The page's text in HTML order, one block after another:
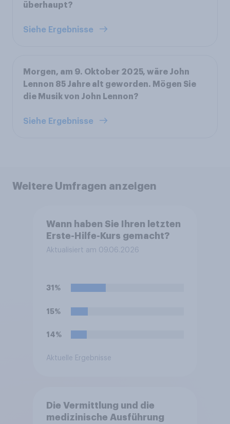
überhaupt?
Siehe Ergebnisse
Morgen, am 9. Oktober 2025, wäre John
Lennon 85 Jahre alt geworden. Mögen Sie
die Musik von John Lennon?
Siehe Ergebnisse
Weitere Umfragen anzeigen
Wann haben Sie Ihren letzten
Erste-Hilfe-Kurs gemacht?
Aktualisiert am 09.06.2026
31%
15%
14%
Aktuelle Ergebnisse
Die Vermittlung und die
medizinische Ausführung